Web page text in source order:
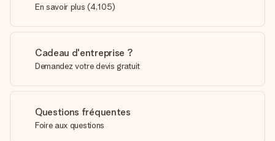
En savoir plus (4,105)
Cadeau d'entreprise ?
Demandez votre devis gratuit
Questions fréquentes
Foire aux questions